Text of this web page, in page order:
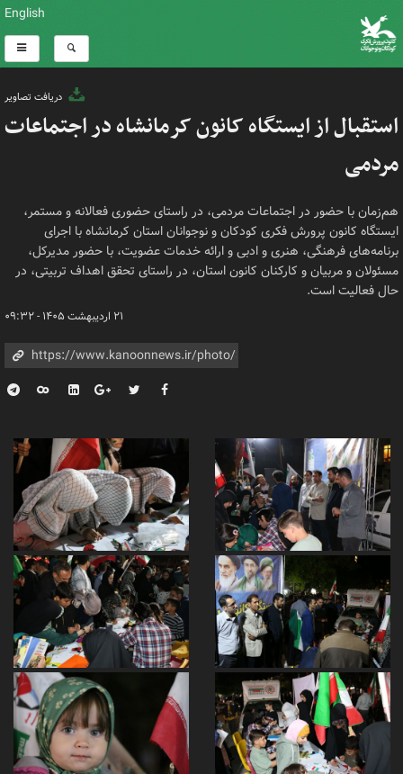
English
دریافت تصاویر
استقبال از ایستگاه کانون کرمانشاه در اجتماعات
مردمی
هم‌زمان با حضور در اجتماعات مردمی، در راستای حضوری فعالانه و مستمر،
ایستگاه کانون پرورش فکری کودکان و نوجوانان استان کرمانشاه با اجرای
برنامه‌های فرهنگی، هنری و ادبی و ارائه خدمات عضویت، با حضور مدیرکل،
مسئولان و مربیان و کارکنان کانون استان، در راستای تحقق اهداف تربیتی، در
حال فعالیت است.
۲۱ اردیبهشت ۱۴۰۵ - ۰۹:۳۲